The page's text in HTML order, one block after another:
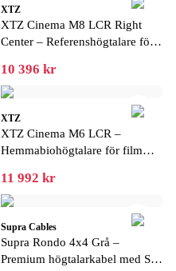
XTZ
XTZ Cinema M8 LCR Right
Center – Referenshögtalare för
10 396 kr
XTZ
XTZ Cinema M6 LCR –
Hemmabiohögtalare för film
11 992 kr
Supra Cables
Supra Rondo 4x4 Grå –
Premium högtalarkabel med Star